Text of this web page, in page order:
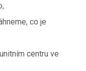
co je
centru ve